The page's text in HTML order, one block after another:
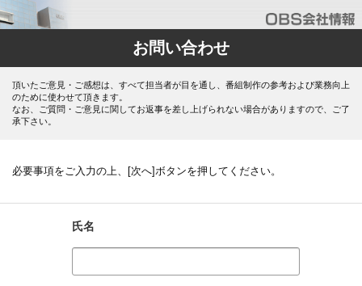
お問い合わせ
頂いたご意見・ご感想は、すべて担当者が目を通し、番組制作の参考および業務向上
のために使わせて頂きます。
なお、ご質問・ご意見に関してお返事を差し上げられない場合がありますので、ご了
承下さい。
必要事項をご入力の上、[次へ]ボタンを押してください。
氏名